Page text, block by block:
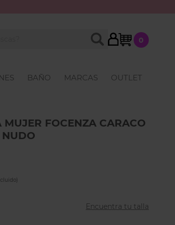
GRATIS A PARTIR DE 70€ · ATENCIÓN
My Cart
0
BUSCAR
BAÑO MARCAS OUTLET
MUJER FOCENZA CARACO
NUDO
Encuentra tu talla